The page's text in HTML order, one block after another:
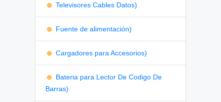
Televisores Cables Datos)
Fuente de alimentación)
Cargadores para Accesorios)
Bateria para Lector De Codigo De
Barras)